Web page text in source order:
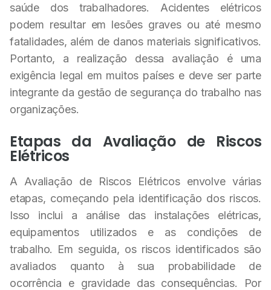
saúde dos trabalhadores. Acidentes elétricos
podem resultar em lesões graves ou até mesmo
fatalidades, além de danos materiais significativos.
Portanto, a realização dessa avaliação é uma
exigência legal em muitos países e deve ser parte
integrante da gestão de segurança do trabalho nas
organizações.
Etapas da Avaliação de Riscos
Elétricos
A Avaliação de Riscos Elétricos envolve várias
etapas, começando pela identificação dos riscos.
Isso inclui a análise das instalações elétricas,
equipamentos utilizados e as condições de
trabalho. Em seguida, os riscos identificados são
avaliados quanto à sua probabilidade de
ocorrência e gravidade das consequências. Por